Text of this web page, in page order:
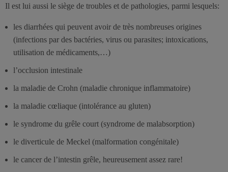
Il est lui aussi le siège de troubles et de pathologies, parmi lesquels:
les diarrhées qui peuvent avoir de très nombreuses origines
(infections par des bactéries, virus ou parasites; intoxications,
utilisation de médicaments,…)
l’occlusion intestinale
la maladie de Crohn (maladie chronique inflammatoire)
la maladie cœliaque (intolérance au gluten)
le syndrome du grêle court (syndrome de malabsorption)
le diverticule de Meckel (malformation congénitale)
le cancer de l’intestin grêle, heureusement assez rare!